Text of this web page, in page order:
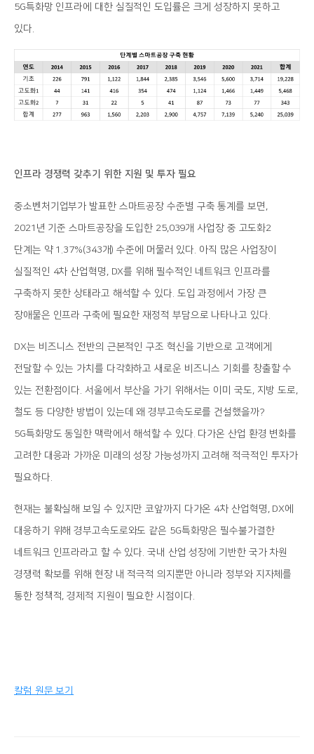
5G특화망 인프라에 대한 실질적인 도입률은 크게 성장하지 못하고
있다.
인프라 경쟁력 갖추기 위한 지원 및 투자 필요
중소벤처기업부가 발표한 스마트공장 수준별 구축 통계를 보면,
2021년 기준 스마트공장을 도입한 25,039개 사업장 중 고도화2
단계는 약 1.37%(343개) 수준에 머물러 있다. 아직 많은 사업장이
실질적인 4차 산업혁명, DX를 위해 필수적인 네트워크 인프라를
구축하지 못한 상태라고 해석할 수 있다. 도입 과정에서 가장 큰
장애물은 인프라 구축에 필요한 재정적 부담으로 나타나고 있다.
DX는 비즈니스 전반의 근본적인 구조 혁신을 기반으로 고객에게
전달할 수 있는 가치를 다각화하고 새로운 비즈니스 기회를 창출할 수
있는 전환점이다. 서울에서 부산을 가기 위해서는 이미 국도, 지방 도로,
철도 등 다양한 방법이 있는데 왜 경부고속도로를 건설했을까?
5G특화망도 동일한 맥락에서 해석할 수 있다. 다가온 산업 환경 변화를
고려한 대응과 가까운 미래의 성장 가능성까지 고려해 적극적인 투자가
필요하다.
현재는 불확실해 보일 수 있지만 코앞까지 다가온 4차 산업혁명, DX에
대응하기 위해 경부고속도로와도 같은 5G특화망은 필수불가결한
네트워크 인프라라고 할 수 있다. 국내 산업 성장에 기반한 국가 차원
경쟁력 확보를 위해 현장 내 적극적 의지뿐만 아니라 정부와 지자체를
통한 정책적, 경제적 지원이 필요한 시점이다.
칼럼 원문 보기